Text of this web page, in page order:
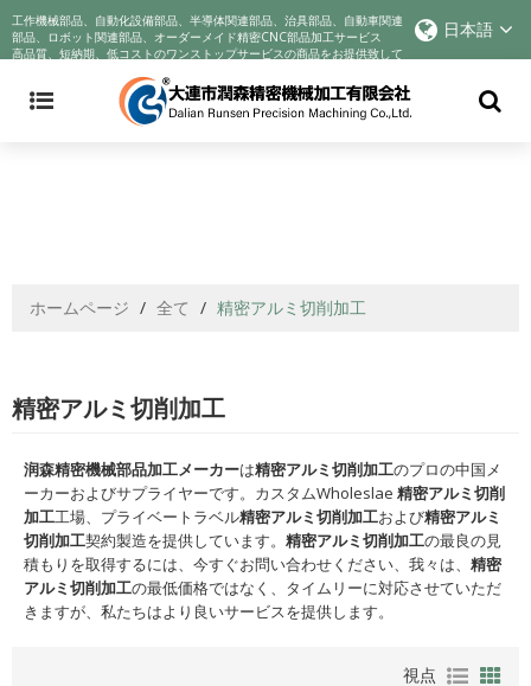
Announcement: Cyndar is tracking the company's actions in response to
the COVID-19 crisis and improving best practices to incentivize better
business behaviors. We voluntarily reduce profits to help companies
through their sadness. We sincerely wish you health
工作機械部品、自動化設備部品、半導体関連部品、治具部品、自動車関連
部品、ロボット関連部品、オーダーメイド精密CNC部品加工サービス
高品質、短納期、低コストのワンストップサービスの商品をお提供致して
日本語
ホームページ / 全て / 精密アルミ切削加工
精密アルミ切削加工
润森精密機械部品加工メーカーは精密アルミ切削加工のプロの中国メ
ーカーおよびサプライヤーです。カスタムWholeslae 精密アルミ切削
加工工場、プライベートラベル精密アルミ切削加工および精密アルミ
切削加工契約製造を提供しています。 精密アルミ切削加工の最良の見
積もりを取得するには、今すぐお問い合わせください、我々は、 精密
アルミ切削加工の最低価格ではなく、タイムリーに対応させていただ
きますが、私たちはより良いサービスを提供します。
視点